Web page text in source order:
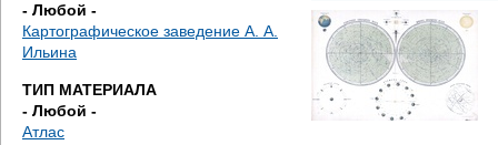
д
с
- Любой -
Картографическое заведение А. А.
Ильина
ТИП МАТЕРИАЛА
- Любой -
Атлас